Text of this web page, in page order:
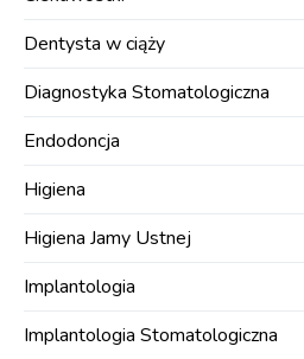
Dentysta w ciąży
Diagnostyka Stomatologiczna
Endodoncja
Higiena
Higiena Jamy Ustnej
Implantologia
Implantologia Stomatologiczna